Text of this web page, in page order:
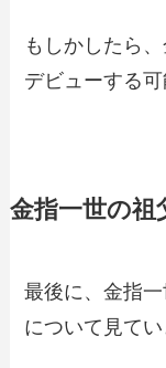
もしかしたら
デビューする
金指一世の祖
最後に、金指
について見てい